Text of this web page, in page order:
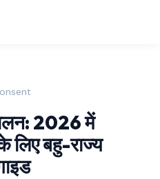
2026 में
लिए बहु-राज्य